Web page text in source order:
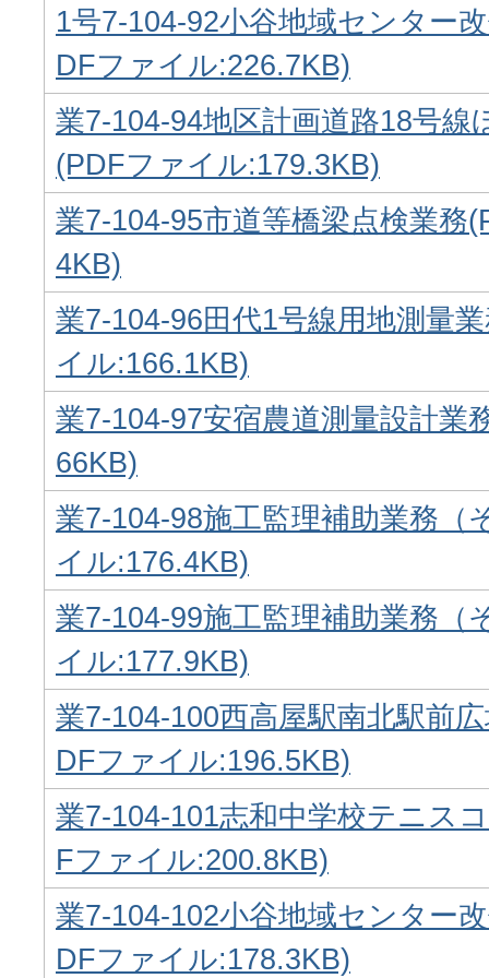
1号7-104-92小谷地域センター
DFファイル:226.7KB)
業7-104-94地区計画道路18号線
(PDFファイル:179.3KB)
業7-104-95市道等橋梁点検業務
4KB)
業7-104-96田代1号線用地測量
イル:166.1KB)
業7-104-97安宿農道測量設計業
66KB)
業7-104-98施工監理補助業務（
イル:176.4KB)
業7-104-99施工監理補助業務（
イル:177.9KB)
業7-104-100西高屋駅南北駅前
DFファイル:196.5KB)
業7-104-101志和中学校テニス
Fファイル:200.8KB)
業7-104-102小谷地域センター
DFファイル:178.3KB)